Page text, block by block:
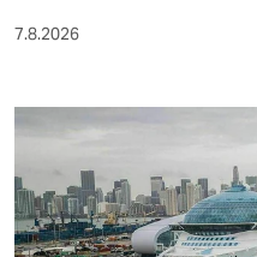
7.8.2026